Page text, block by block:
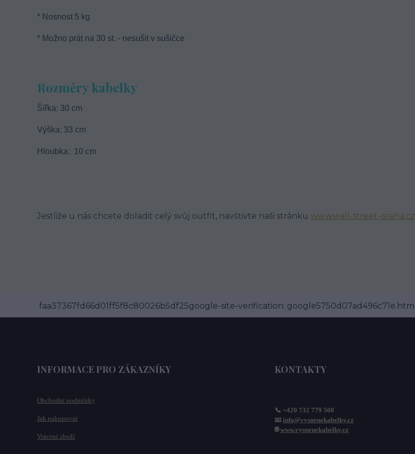
* Nosnost 5 kg
* Možno prát na 30 st. - nesušit v sušičce
Rozměry kabelky
Šířka: 30 cm
Výška: 33 cm
Hloubka: 10 cm
Jestliže u nás chcete doladit celý svůj outfit, navštivte naši stránku www.wall-street-praha.cz
faa37367fd66d01ff5f8c80026b5df25google-site-verification: google5750d07ad496c71e.html
INFORMACE PRO ZÁKAZNÍKY
Obchodní podmínky
Jak nakupovat
Vrácení zboží
KONTAKTY
📞 +420 732 779 508
📧 info@vysnenekabelky.cz
🌐 www.vysnenekabelky.cz